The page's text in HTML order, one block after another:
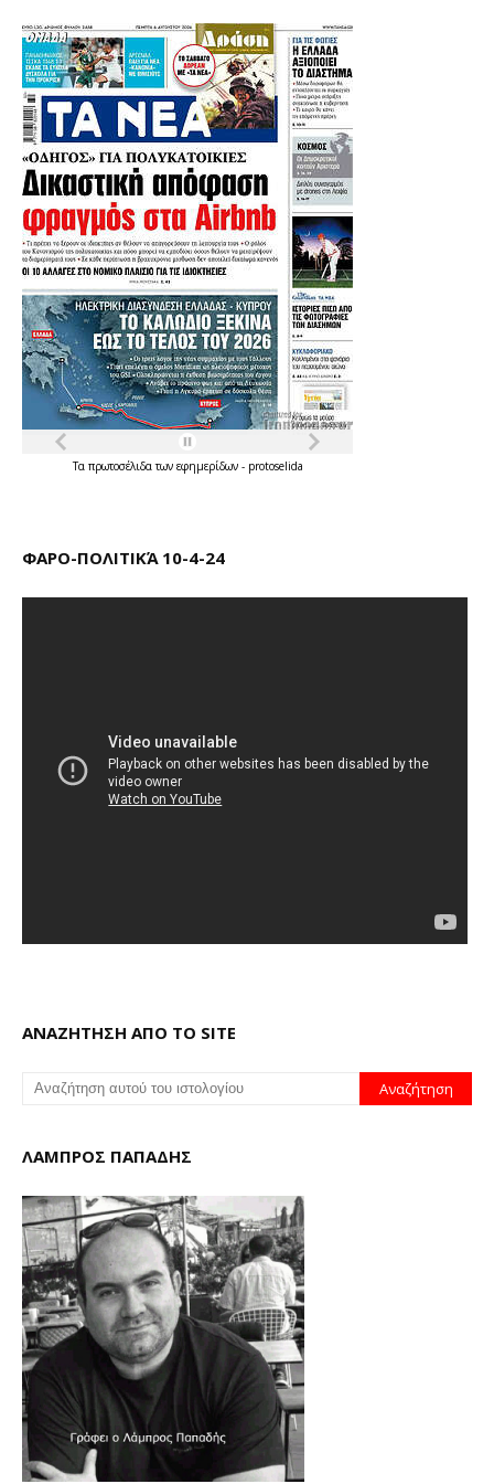
Τα πρωτοσέλιδατων εφημερίδων - protoselida
ΦΑΡΟ-ΠΟΛΙΤΙΚΆ 10-4-24
ΑΝΑΖΗΤΗΣΗ ΑΠΟ ΤΟ SITE
ΛΑΜΠΡΟΣ ΠΑΠΑΔΗΣ